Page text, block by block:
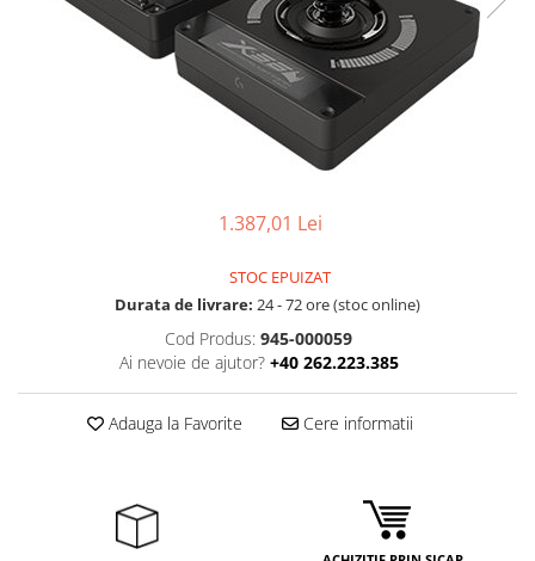
Smartphone IPhone
1.387,01 Lei
STOC EPUIZAT
Durata de livrare: 24 - 72 ore (stoc online)
Cod Produs: 945-000059
Ai nevoie de ajutor? +40 262.223.385
Adauga la Favorite Cere informatii